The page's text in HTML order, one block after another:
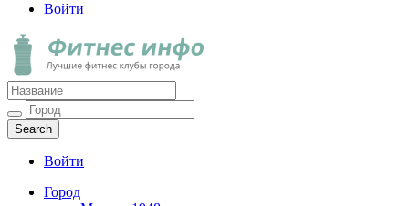
Войти
Фитнес инфо
Лучшие фитнес клубы города
Войти
Город